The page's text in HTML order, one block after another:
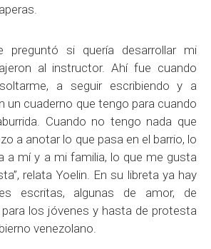
preguntó si quería desarrollar mi
al instructor. Ahí fue cuando
a seguir escribiendo y a
un cuaderno que tengo para cuando
Cuando no tengo nada que
a anotar lo que pasa en el barrio, lo
a mí y a mi familia, lo que me gusta
relata Yoelin. En su libreta ya hay
escritas, algunas de amor, de
para los jóvenes y hasta de protesta
venezolano.